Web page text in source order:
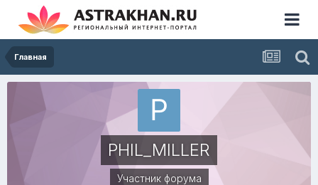
Главная
PHIL_MILLER
Участник форума